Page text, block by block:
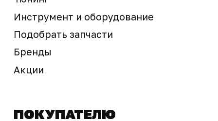
+7 (908) 448-07-59
Магазин
+7 (995) 281-25-71
Сервис
г. Владивосток
ул. Адмирала Горшкова, 60Б ст2